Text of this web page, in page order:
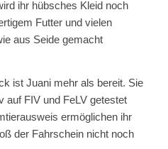
ihr hübsches Kleid noch
Futter und vielen
aus Seide gemacht
ist Juani mehr als bereit. Sie
auf FIV und FeLV getestet
ermöglichen ihr
der Fahrschein nicht noch